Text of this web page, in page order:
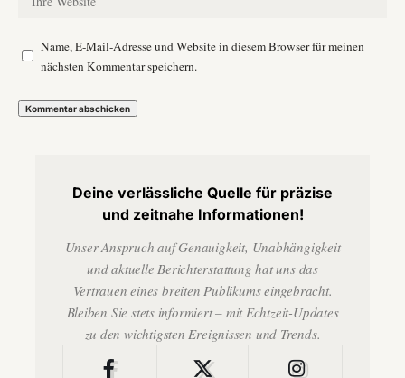
Name, E-Mail-Adresse und Website in diesem Browser für meinen
nächsten Kommentar speichern.
Deine verlässliche Quelle für präzise
und zeitnahe Informationen!
Unser Anspruch auf Genauigkeit, Unabhängigkeit
und aktuelle Berichterstattung hat uns das
Vertrauen eines breiten Publikums eingebracht.
Bleiben Sie stets informiert – mit Echtzeit-Updates
zu den wichtigsten Ereignissen und Trends.